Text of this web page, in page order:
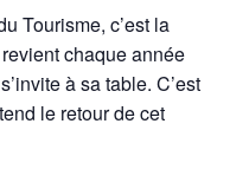
Tourisme, c’est la
chaque année
à sa table. C’est
le retour de cet